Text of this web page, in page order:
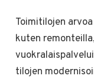
Toimitilojen
kuten
tilojen